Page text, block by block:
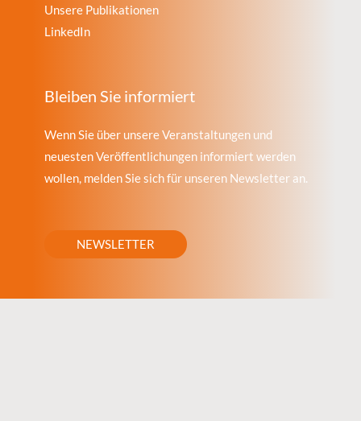
Unsere Publikationen
LinkedIn
Bleiben Sie informiert
Wenn Sie über unsere Veranstaltungen und
neuesten Veröffentlichungen informiert werden
wollen, melden Sie sich für unseren Newsletter an.
NEWSLETTER